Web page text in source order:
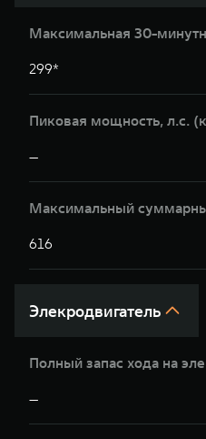
Максимальная 30-
299*
Пиковая мощность, л.с.
—
Максимальный
616
Элекродвигатель
Полный запас хода на
—